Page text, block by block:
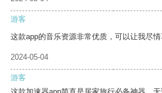
游客
这款app的音乐资源非常优质，可以让我尽情
2024-05-04
游客